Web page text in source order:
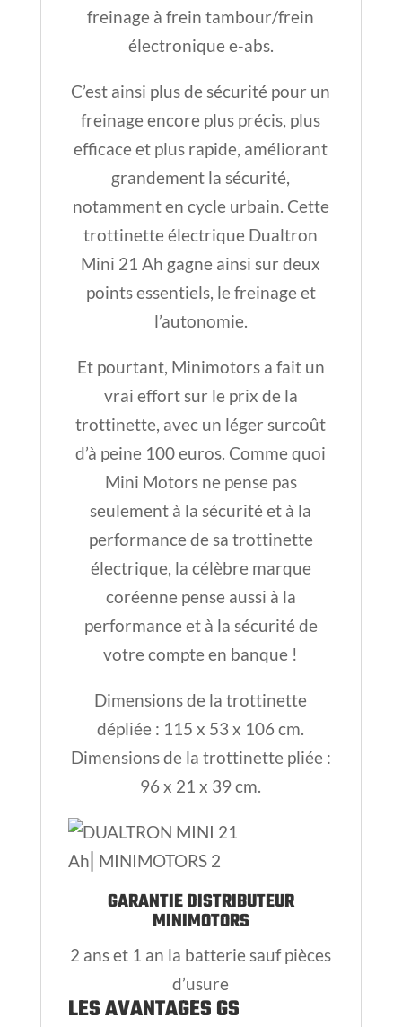
freinage à frein tambour/frein
électronique e-abs.
C’est ainsi plus de sécurité pour un
freinage encore plus précis, plus
efficace et plus rapide, améliorant
grandement la sécurité,
notamment en cycle urbain. Cette
trottinette électrique Dualtron
Mini 21 Ah gagne ainsi sur deux
points essentiels, le freinage et
l’autonomie.
Et pourtant, Minimotors a fait un
vrai effort sur le prix de la
trottinette, avec un léger surcoût
d’à peine 100 euros. Comme quoi
Mini Motors ne pense pas
seulement à la sécurité et à la
performance de sa trottinette
électrique, la célèbre marque
coréenne pense aussi à la
performance et à la sécurité de
votre compte en banque !
Dimensions de la trottinette
dépliée : 115 x 53 x 106 cm.
Dimensions de la trottinette pliée :
96 x 21 x 39 cm.
GARANTIE DISTRIBUTEUR
MINIMOTORS
2 ans et 1 an la batterie sauf pièces
d’usure
LES AVANTAGES GS